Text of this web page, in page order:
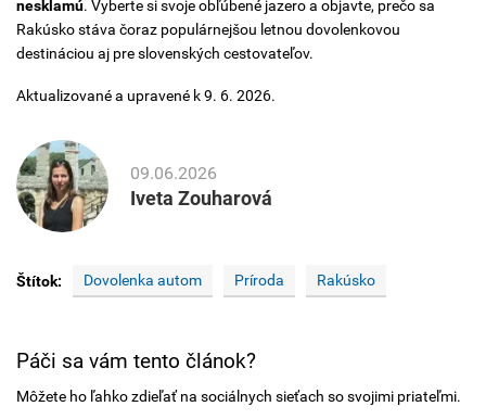
nesklamú. Vyberte si svoje obľúbené jazero a objavte, prečo sa
Rakúsko stáva čoraz populárnejšou letnou dovolenkovou
destináciou aj pre slovenských cestovateľov.
Aktualizované a upravené k 9. 6. 2026.
09.06.2026
Iveta Zouharová
Štítok: Dovolenka autom Príroda Rakúsko
Páči sa vám tento článok?
Môžete ho ľahko zdieľať na sociálnych sieťach so svojimi priateľmi.